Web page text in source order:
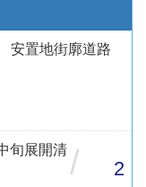
安置地街廓道路
旬展開清 / 2